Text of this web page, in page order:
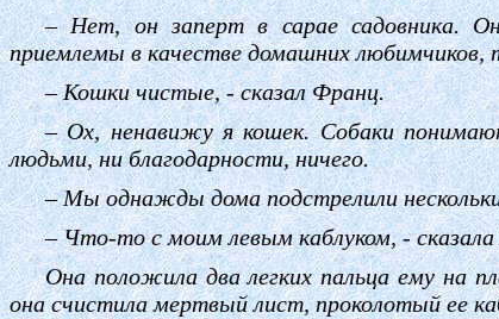
–Нет, он заперт в сарае садовника.
приемлемы в качестве домашних любимчиков,
– Кошки чистые, - сказал Франц.
–Ох, ненавижу я кошек. Собаки
людьми, ни благодарности, ничего.
–Мы однажды дома подстрелили
–Что-то с моим левым каблуком, -
Она положила два легких пальца ему на
она счистила мертвый лист, проколотый ее